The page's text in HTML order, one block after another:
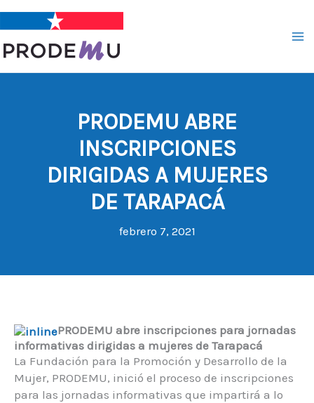
contenido
PRODEMU ABRE
INSCRIPCIONES
DIRIGIDAS A MUJERES
DE TARAPACÁ
febrero 7, 2021
PRODEMU abre inscripciones para jornadas
informativas dirigidas a mujeres de Tarapacá
La Fundación para la Promoción y Desarrollo de la
Mujer, PRODEMU, inició el proceso de inscripciones
para las jornadas informativas que impartirá a lo